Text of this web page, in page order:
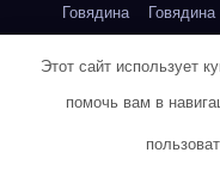
Говядина Говядина
Говядина Говядина
Горох Горох Горох
Этот сайт использует
помочь вам в